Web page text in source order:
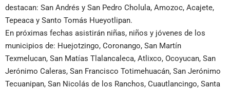
destacan: San Andrés y San Pedro Cholula, Amozoc, Acajete,
Tepeaca y Santo Tomás Hueyotlipan.
En próximas fechas asistirán niñas, niños y jóvenes de los
municipios de: Huejotzingo, Coronango, San Martín
Texmelucan, San Matías Tlalancaleca, Atlixco, Ocoyucan, San
Jerónimo Caleras, San Francisco Totimehuacán, San Jerónimo
Tecuanipan, San Nicolás de los Ranchos, Cuautlancingo, Santa